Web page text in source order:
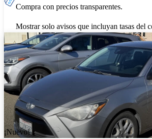
Compra con precios transparentes.
Mostrar solo avisos que incluyan tasas del
¡Nuevo!